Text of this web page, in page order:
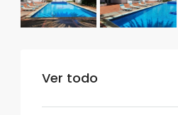
Ver todo